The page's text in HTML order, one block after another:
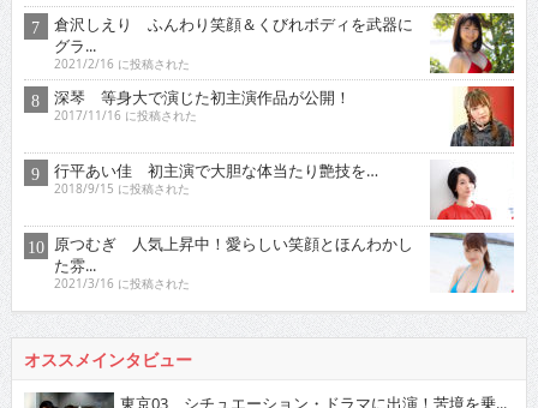
倉沢しえり ふんわり笑顔＆くびれボディを武器に
グラ...
2021/2/16 に投稿された
深琴 等身大で演じた初主演作品が公開！
2017/11/16 に投稿された
行平あい佳 初主演で大胆な体当たり艶技を…
2018/9/15 に投稿された
原つむぎ 人気上昇中！愛らしい笑顔とほんわかし
た雰...
2021/3/16 に投稿された
オススメインタビュー
東京03 シチュエーション・ドラマに出演！苦境を乗...